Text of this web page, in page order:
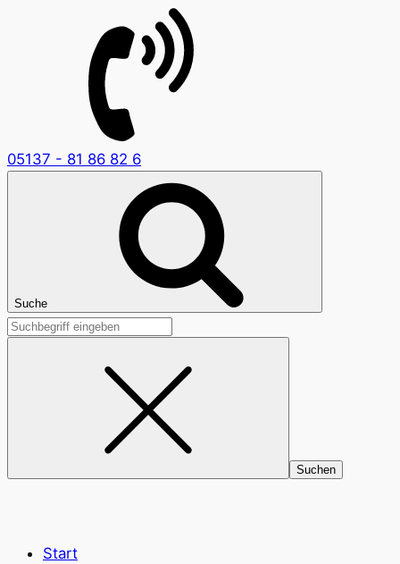
05137 - 81 86 82 6
Suche
Suchen
Start